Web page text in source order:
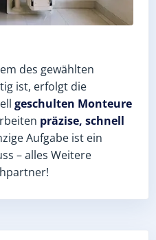
des gewählten
ist, erfolgt die
geschulten Monteure
präzise, schnell
Aufgabe ist ein
– alles Weitere